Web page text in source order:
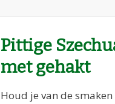
Pittige
met gehakt
Houd je van de smaken